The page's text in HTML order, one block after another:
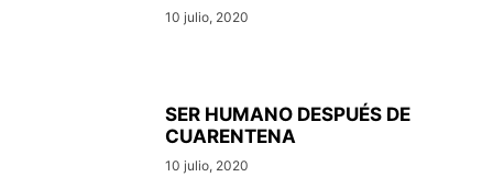
10 julio, 2020
SER HUMANO DESPUÉS DE
CUARENTENA
10 julio, 2020